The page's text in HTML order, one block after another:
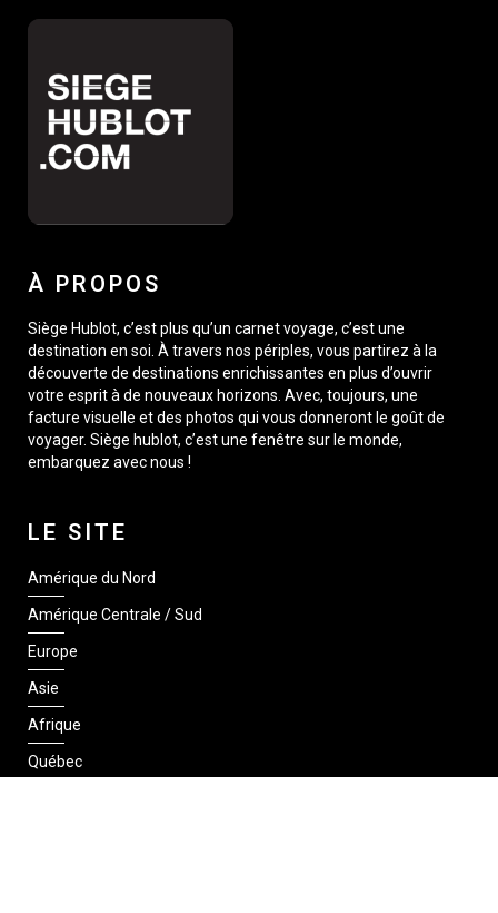
À PROPOS
Siège Hublot, c’est plus qu’un carnet voyage, c’est une
destination en soi. À travers nos périples, vous partirez à la
découverte de destinations enrichissantes en plus d’ouvrir
votre esprit à de nouveaux horizons. Avec, toujours, une
facture visuelle et des photos qui vous donneront le goût de
voyager. Siège hublot, c’est une fenêtre sur le monde,
embarquez avec nous !
LE SITE
Amérique du Nord
Amérique Centrale / Sud
Europe
Asie
Afrique
Québec